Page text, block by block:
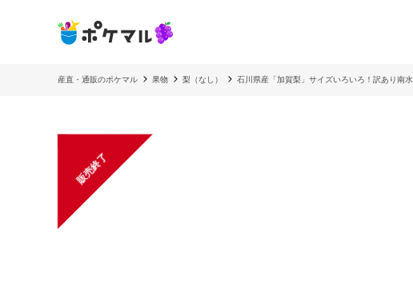
産直・通販のポケマル 果物 梨（なし） 石川県産「加賀梨」サイズいろいろ！訳あり南水
販売終了